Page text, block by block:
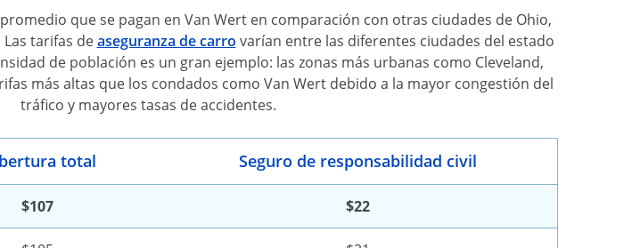
que se pagan en Van Wert en comparación con otras ciudades de Ohio,
tarifas deaseguranza de carro varían entre las diferentes ciudades del estado
de población es un gran ejemplo: las zonas más urbanas como Cleveland,
más altas que los condados como Van Wert debido a la mayor congestión del
tráfico y mayores tasas de accidentes.
total Seguro de responsabilidad civil
$107 $22